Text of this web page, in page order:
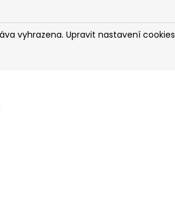
vyhrazena. Upravit nastavení cookies